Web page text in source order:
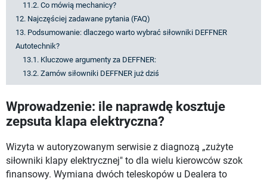
11.2. Co mówią mechanicy?
12. Najczęściej zadawane pytania (FAQ)
13. Podsumowanie: dlaczego warto wybrać siłowniki DEFFNER
Autotechnik?
13.1. Kluczowe argumenty za DEFFNER:
13.2. Zamów siłowniki DEFFNER już dziś
Wprowadzenie: ile naprawdę kosztuje
zepsuta klapa elektryczna?
Wizyta w autoryzowanym serwisie z diagnozą „zużyte
siłowniki klapy elektrycznej" to dla wielu kierowców szok
finansowy. Wymiana dwóch teleskopów u Dealera to